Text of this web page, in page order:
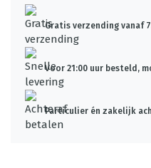
Gratis verzending vanaf
Voor 21:00 uur besteld,
Particulier én zakelijk